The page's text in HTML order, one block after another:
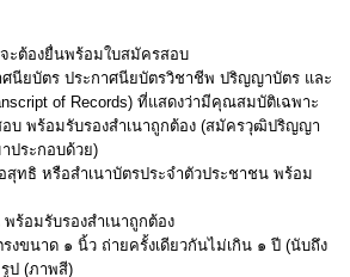
ะต้องยื่นพร้อมใบสมัครสอบ
ตร ประกาศนียบัตรวิชาชีพ ปริญญาบัตร และ
of Records) ที่แสดงว่ามีคุณสมบัติเฉพาะ
บ พร้อมรับรองสำเนาถูกต้อง (สมัครวุฒิปริญญา
ประกอบด้วย)
หรือสำเนาบัตรประจำตัวประชาชน พร้อม
รับรองสำเนาถูกต้อง
ด ๑ นิ้ว ถ่ายครั้งเดียวกันไม่เกิน ๑ ปี (นับถึง
ป (ภาพสี)